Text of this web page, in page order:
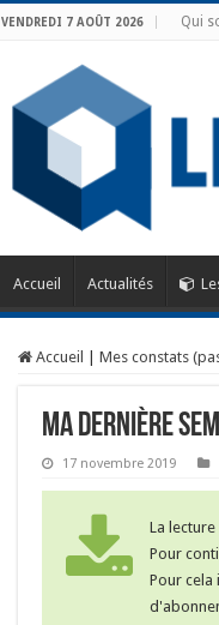
VENDREDI 7 AOÛT 2026 Qui
Accueil Actualités
Accueil Mes constats
MA DERNIÈRE
17 novembre 2019
La
Pour
Pour